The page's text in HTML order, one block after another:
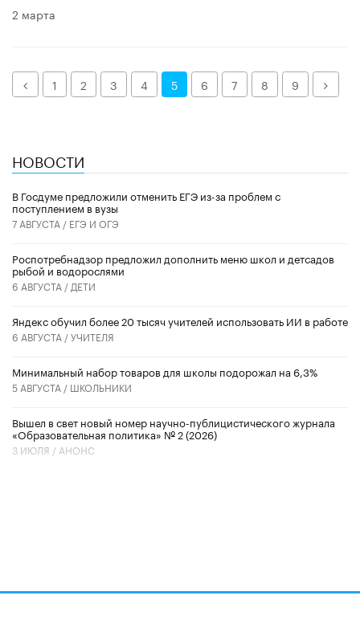
2 марта
Назад1 2 3 4 5 6 7 8 9 Далее
НОВОСТИ
В Госдуме предложили отменить ЕГЭ из-за проблем с
поступлением в вузы
7 АВГУСТА / ЕГЭ И ОГЭ
Роспотребнадзор предложил дополнить меню школ и детсадов
рыбой и водорослями
6 АВГУСТА / ДЕТИ
​Яндекс обучил более 20 тысяч учителей использовать ИИ в работе
6 АВГУСТА /УЧИТЕЛЯ
Минимальный набор товаров для школы подорожал на 6,3%
5 АВГУСТА / ШКОЛЬНИКИ
Вышел в свет новый номер научно-публицистического журнала
«Образовательная политика» № 2 (2026)
3 ИЮЛЯ / АНОНС